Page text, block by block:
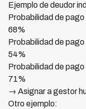
Ejemplo de deudor
Probabilidad de
68%
Probabilidad de
54%
Probabilidad de
71%
→ Asignar a gestor
Otro ejemplo: